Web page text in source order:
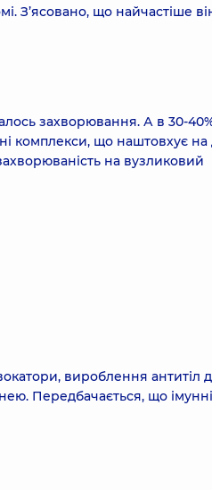
З’ясовано, що найчастіше
захворювання. А в 30-
комплекси, що наштовхує на
на вузликовий
вироблення антитіл
Передбачається, що імунні